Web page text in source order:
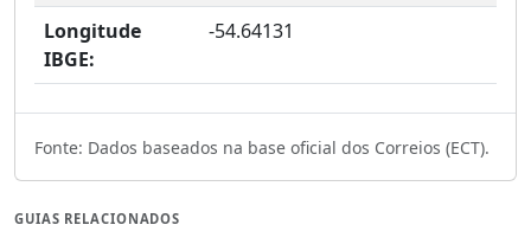
Longitude
IBGE:
-54.64131
Fonte: Dados baseados na base oficial dos Correios (ECT).
GUIAS RELACIONADOS